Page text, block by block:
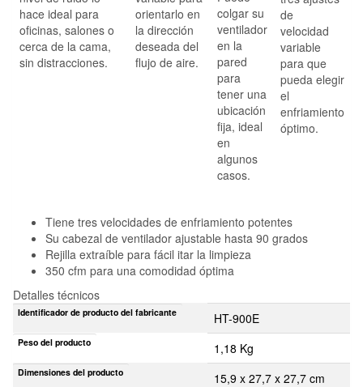
hace ideal para
oficinas, salones o
cerca de la cama,
sin distracciones.
orientarlo en
la dirección
deseada del
flujo de aire.
colgar su
ventilador
en la
pared
para
tener una
ubicación
fija, ideal
en
algunos
casos.
de
velocidad
variable
para que
pueda elegir
el
enfriamiento
óptimo.
Tiene tres velocidades de enfriamiento potentes
Su cabezal de ventilador ajustable hasta 90 grados
Rejilla extraíble para fácil itar la limpieza
350 cfm para una comodidad óptima
Detalles técnicos
Identificador de producto del fabricante HT-900E
Peso del producto 1,18 Kg
Dimensiones del producto 15,9 x 27,7 x 27,7 cm